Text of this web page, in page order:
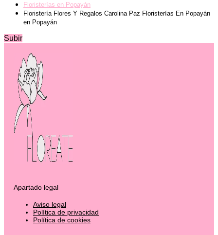
Floristerías en Popayán
Floristería Flores Y Regalos Carolina Paz Floristerías En Popayán
en Popayán
Subir
Apartado legal
Aviso legal
Política de privacidad
Política de cookies